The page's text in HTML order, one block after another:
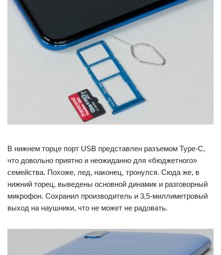
В нижнем торце порт USB представлен разъемом Type-C,
что довольно приятно и неожиданно для «бюджетного»
семейства. Похоже, лед, наконец, тронулся. Сюда же, в
нижний торец, выведены основной динамик и разговорный
микрофон. Сохранил производитель и 3,5-миллиметровый
выход на наушники, что не может не радовать.